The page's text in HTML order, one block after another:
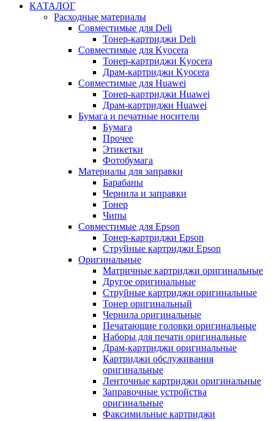
КАТАЛОГ
Расходные материалы
Совместимые для Deli
Тонер-картриджи Deli
Совместимые для Kyocera
Тонер-картриджи Kyocera
Драм-картриджи Kyocera
Совместимые для Huawei
Тонер-картриджи Huawei
Драм-картриджи Huawei
Бумага и печатные носители
Бумага
Прочее
Этикетки
Фотобумага
Материалы для заправки
Барабаны
Чернила и заправки
Тонер
Чипы
Совместимые для Epson
Тонер-картриджи Epson
Струйные картриджи Epson
Оригинальные
Матричные картриджи оригинальные
Другое оригинальные
Струйные картриджи оригинальные
Тонер оригинальный
Чернила оригинальные
Печатающие головки оригинальные
Наборы для печати оригинальные
Драм-картриджи оригинальные
Картриджи обслуживания
оригинальные
Ленточные картриджи оригинальные
Заправочные устройства
оригинальные
Факсимильные картриджи